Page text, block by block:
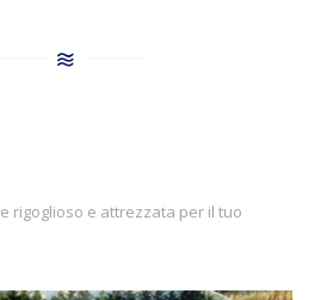
rigoglioso e attrezzata per il tuo